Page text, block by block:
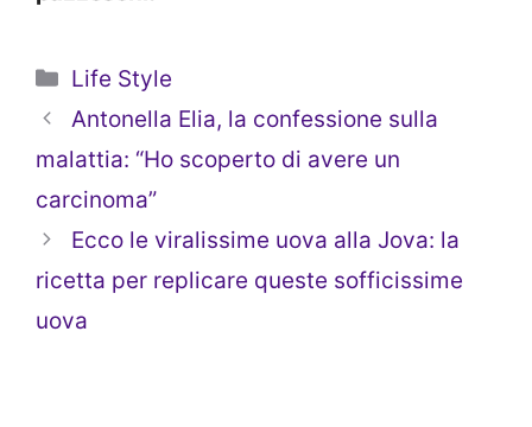
Categorie
Life Style
Antonella Elia, la confessione sulla
malattia: “Ho scoperto di avere un
carcinoma”
Ecco le viralissime uova alla Jova: la
ricetta per replicare queste sofficissime
uova